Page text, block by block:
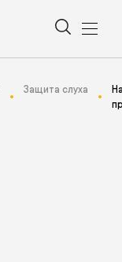
Защита слуха